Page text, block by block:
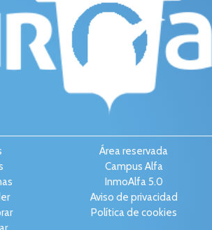
Área reservada
Campus Alfa
InmoAlfa 5.0
Aviso de privacidad
Política de cookies